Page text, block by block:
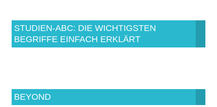
STUDIEN-ABC: DIE WICHTIGSTEN
BEGRIFFE EINFACH ERKLÄRT
BEYOND